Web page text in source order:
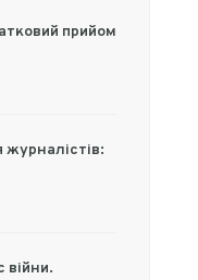
прийом
війни.